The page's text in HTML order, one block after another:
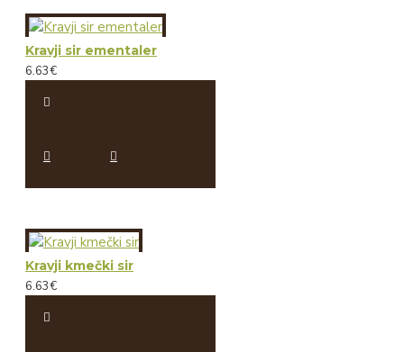
Kravji sir ementaler
6.63€
Kravji kmečki sir
6.63€